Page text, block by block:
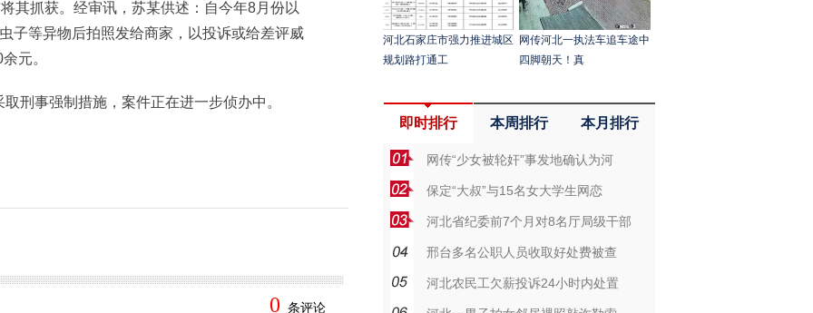
其抓获。经审讯，苏某供述：自今年8月份以
子等异物后拍照发给商家，以投诉或给差评威
元。
事强制措施，案件正在进一步侦办中。
河北石家庄市强力推进城区
规划路打通工
网传河北一执法车追车途中
四脚朝天！真
即时排行 本周排行 本月排行
网传“少女被轮奸”事发地确认为河
保定“大叔”与15名女大学生网恋
河北省纪委前7个月对8名厅局级干部
邢台多名公职人员收取好处费被查
河北农民工欠薪投诉24小时内处置